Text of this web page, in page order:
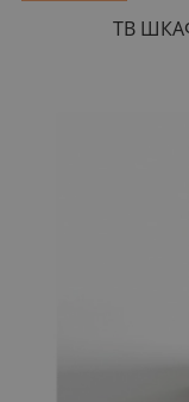
ТВ